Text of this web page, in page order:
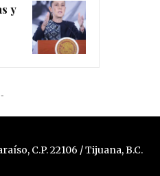
y
C.P. 22106 / Tijuana, B.C.